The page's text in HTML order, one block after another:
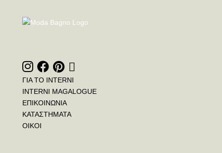
ΓΙΑ ΤΟ INTERNI
INTERNI MAGALOGUE
ΕΠΙΚΟΙΝΩΝΙΑ
ΚΑΤΑΣΤΗΜΑΤΑ
ΟΙΚΟΙ